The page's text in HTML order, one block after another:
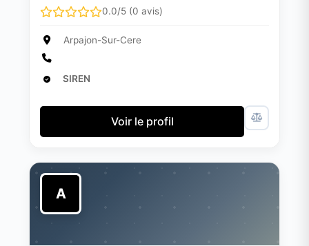
0.0/5 (0 avis)
Arpajon-Sur-Cere
SIREN
Voir le profil
A